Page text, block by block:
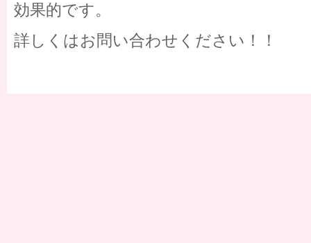
効果的です。
詳しくはお問い合わせください！！